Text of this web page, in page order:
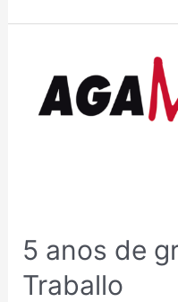
5 anos de
Traballo
5
DE